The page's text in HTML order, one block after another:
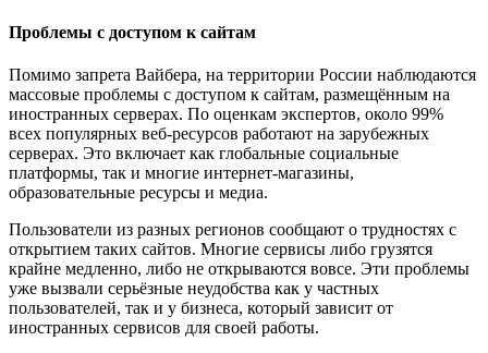
Проблемы с доступом к сайтам
Помимо запрета Вайбера, на территории России наблюдаются
массовые проблемы с доступом к сайтам, размещённым на
иностранных серверах. По оценкам экспертов, около 99%
всех популярных веб-ресурсов работают на зарубежных
серверах. Это включает как глобальные социальные
платформы, так и многие интернет-магазины,
образовательные ресурсы и медиа.
Пользователи из разных регионов сообщают о трудностях с
открытием таких сайтов. Многие сервисы либо грузятся
крайне медленно, либо не открываются вовсе. Эти проблемы
уже вызвали серьёзные неудобства как у частных
пользователей, так и у бизнеса, который зависит от
иностранных сервисов для своей работы.